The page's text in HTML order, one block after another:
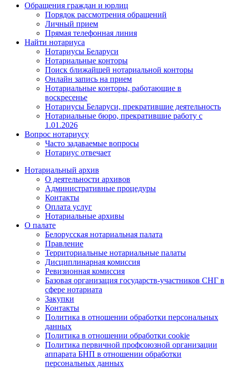
Обращения граждан и юрлиц
Порядок рассмотрения обращений
Личный прием
Прямая телефонная линия
Найти нотариуса
Нотариусы Беларуси
Нотариальные конторы
Поиск ближайшей нотариальной конторы
Онлайн запись на прием
Нотариальные конторы, работающие в
воскресенье
Нотариусы Беларуси, прекратившие деятельность
Нотариальные бюро, прекратившие работу с
1.01.2026
Вопрос нотариусу
Часто задаваемые вопросы
Нотариус отвечает
Нотариальный архив
О деятельности архивов
Административные процедуры
Контакты
Оплата услуг
Нотариальные архивы
О палате
Белорусская нотариальная палата
Правление
Территориальные нотариальные палаты
Дисциплинарная комиссия
Ревизионная комиссия
Базовая организация государств-участников СНГ в
сфере нотариата
Закупки
Контакты
Политика в отношении обработки персональных
данных
Политика в отношении обработки cookie
Политика первичной профсоюзной организации
аппарата БНП в отношении обработки
персональных данных